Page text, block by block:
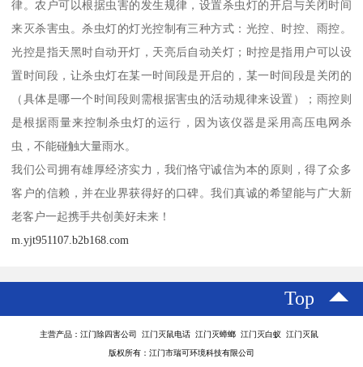
律。农户可以根据虫害的发生规律，设置杀虫灯的开启与关闭时间
来灭杀害虫。杀虫灯的灯光控制有三种方式：光控、时控、雨控。
光控是指天黑时自动开灯，天亮后自动关灯；时控是指用户可以设
置时间段，让杀虫灯在某一时间段是开启的，某一时间段是关闭的
（具体是哪一个时间段则需根据害虫的活动规律来设置）；雨控则
是根据雨量来控制杀虫灯的运行，因为该仪器是采用高压电网杀
虫，不能碰触大量雨水。
我们公司拥有雄厚经济实力，我们恪守诚信为本的原则，得了众多
客户的信赖，并在业界获得好的口碑。我们真诚的希望能与广大新
老客户一起携手共创美好未来！
m.yjt951107.b2b168.com
Top
主营产品：江门除四害公司 江门灭鼠电话 江门灭蟑螂 江门灭白蚁 江门灭鼠
版权所有：江门市瑞可环境科技有限公司